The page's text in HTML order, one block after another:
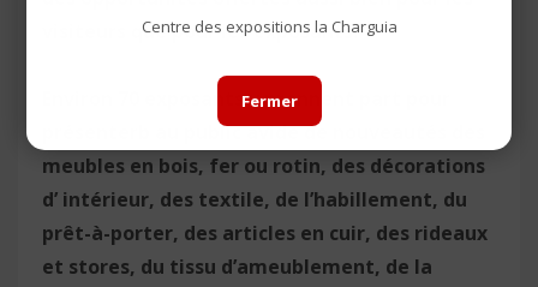
visiteurs que pour les exposants.
Environ 70 exposants y prennent part pour
présenterb au public avide de nouveautés des
meubles en bois, fer ou rotin, des décorations
d’ intérieur, des textile, de l’habillement, du
prêt-à-porter, des articles en cuir, des rideaux
et stores, du tissu d’ameublement, de la
Centre des expositions la Charguia
Fermer